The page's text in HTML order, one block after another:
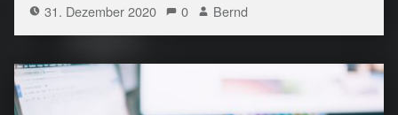
31. Dezember 2020 0 Bernd